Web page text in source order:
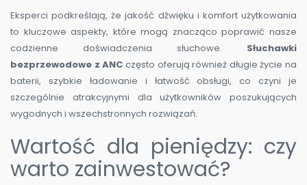
Eksperci podkreślają, że jakość dźwięku i komfort użytkowania
to kluczowe aspekty, które mogą znacząco poprawić nasze
codzienne doświadczenia słuchowe. Słuchawki
bezprzewodowe z ANC często oferują również długie życie na
baterii, szybkie ładowanie i łatwość obsługi, co czyni je
szczególnie atrakcyjnymi dla użytkowników poszukujących
wygodnych i wszechstronnych rozwiązań.
Wartość dla pieniędzy: czy
warto zainwestować?